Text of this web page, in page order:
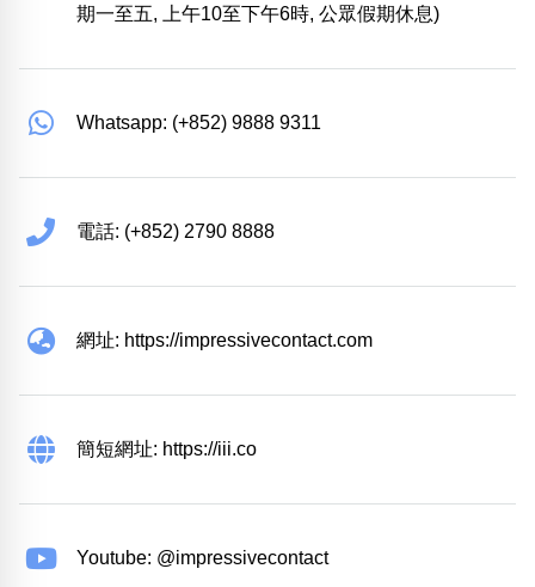
期一至五, 上午10至下午6時, 公眾假期休息)
Whatsapp: (+852) 9888 9311
電話: (+852) 2790 8888
網址: https://impressivecontact.com
簡短網址: https://iii.co
Youtube: @impressivecontact